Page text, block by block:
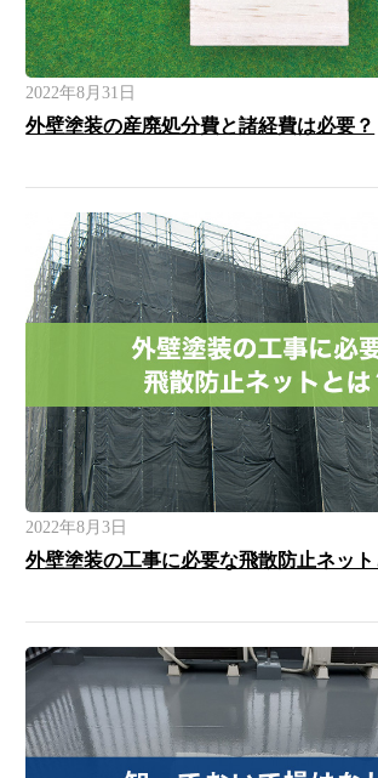
2022年8月31日
外壁塗装の産廃処分費と諸経費は必要？
2022年8月3日
外壁塗装の工事に必要な飛散防止ネット